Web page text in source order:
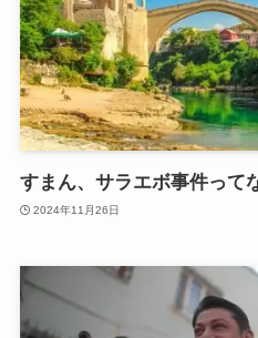
すまん、サラエボ事件って
2024年11月26日